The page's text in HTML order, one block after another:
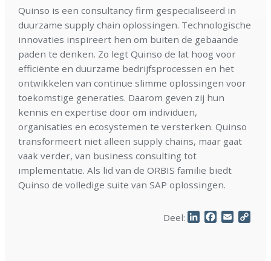
Quinso is een consultancy firm gespecialiseerd in
duurzame supply chain oplossingen. Technologische
innovaties inspireert hen om buiten de gebaande
paden te denken. Zo legt Quinso de lat hoog voor
efficiënte en duurzame bedrijfsprocessen en het
ontwikkelen van continue slimme oplossingen voor
toekomstige generaties. Daarom geven zij hun
kennis en expertise door om individuen,
organisaties en ecosystemen te versterken. Quinso
transformeert niet alleen supply chains, maar gaat
vaak verder, van business consulting tot
implementatie. Als lid van de ORBIS familie biedt
Quinso de volledige suite van SAP oplossingen.
Deel: LinkedInFacebook
Email